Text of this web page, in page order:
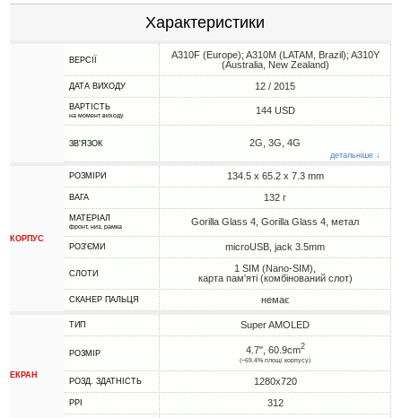
Характеристики
ВЕРСІЇ
A310F (Europe); A310M (LATAM, Brazil); A310Y
(Australia, New Zealand)
ДАТА ВИХОДУ 12 / 2015
ВАРТІСТЬ
на момент виходу 144 USD
ЗВ'ЯЗОК 2G, 3G, 4G
детальніше ↓
КОРПУС
РОЗМІРИ 134.5 x 65.2 x 7.3 mm
ВАГА 132 г
МАТЕРІАЛ
фронт, низ, рамка Gorilla Glass 4, Gorilla Glass 4, метал
РОЗ'ЄМИ microUSB, jack 3.5mm
СЛОТИ
1 SIM (Nano-SIM),
карта пам'яті (комбінований слот)
СКАНЕР ПАЛЬЦЯ немає
ЕКРАН
ТИП Super AMOLED
РОЗМІР 4.7", 60.9cm2
(~69.4% площі корпусу)
РОЗД. ЗДАТНІСТЬ 1280x720
PPI 312